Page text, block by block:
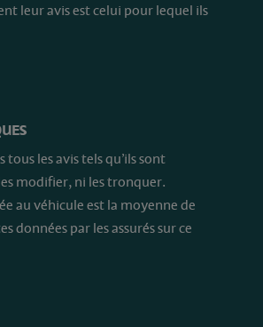
leur avis est celui pour lequel ils
tous les avis tels qu’ils sont
modifier, ni les tronquer.
au véhicule est la moyenne de
données par les assurés sur ce